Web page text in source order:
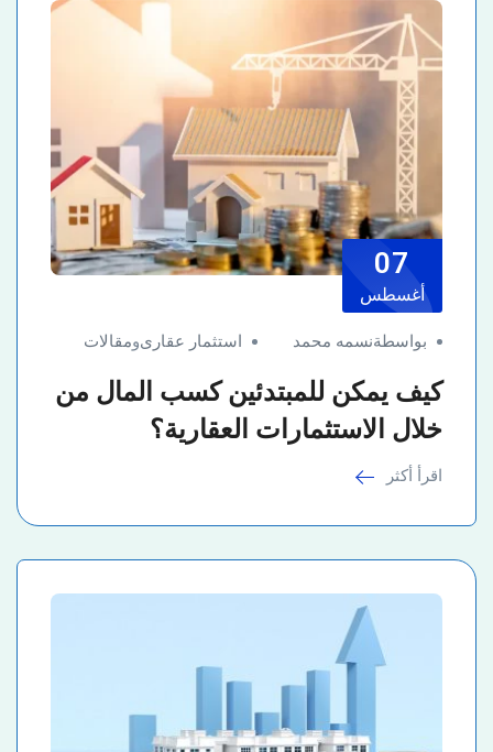
07
أغسطس
بواسطةنسمه محمد استثمار عقارىومقالات
كيف يمكن للمبتدئين كسب المال من
خلال الاستثمارات العقارية؟
اقرأ أكثر